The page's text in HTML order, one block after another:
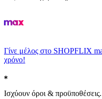
Γίνε μέλος στο SHOPFLIX
χρόνο!
Ισχύουν όροι & προϋποθέσεις.